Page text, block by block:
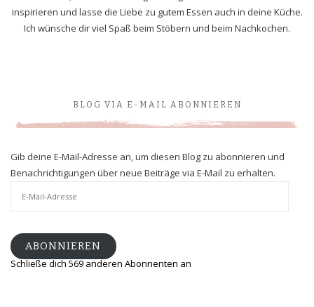
inspirieren und lasse die Liebe zu gutem Essen auch in deine Küche.
Ich wünsche dir viel Spaß beim Stöbern und beim Nachkochen.
BLOG VIA E-MAIL ABONNIEREN
Gib deine E-Mail-Adresse an, um diesen Blog zu abonnieren und
Benachrichtigungen über neue Beiträge via E-Mail zu erhalten.
ABONNIEREN
Schließe dich 569 anderen Abonnenten an